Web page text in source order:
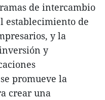
de intercambio
establecimiento de
y la
y
promueve la
crear una